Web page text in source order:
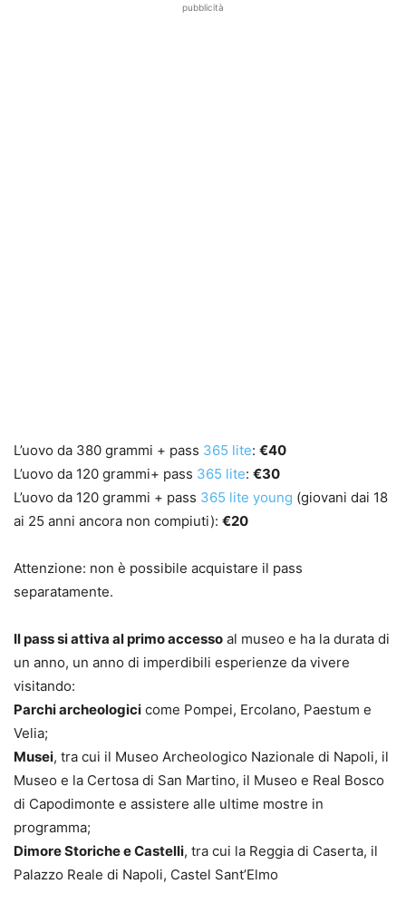
pubblicità
L’uovo da 380 grammi + pass 365 lite: €40
L’uovo da 120 grammi+ pass 365 lite: €30
L’uovo da 120 grammi + pass 365 lite young (giovani dai 18
ai 25 anni ancora non compiuti): €20
Attenzione: non è possibile acquistare il pass
separatamente.
Il pass si attiva al primo accesso al museo e ha la durata di
un anno, un anno di imperdibili esperienze da vivere
visitando:
Parchi archeologici come Pompei, Ercolano, Paestum e
Velia;
Musei, tra cui il Museo Archeologico Nazionale di Napoli, il
Museo e la Certosa di San Martino, il Museo e Real Bosco
di Capodimonte e assistere alle ultime mostre in
programma;
Dimore Storiche e Castelli, tra cui la Reggia di Caserta, il
Palazzo Reale di Napoli, Castel Sant’Elmo